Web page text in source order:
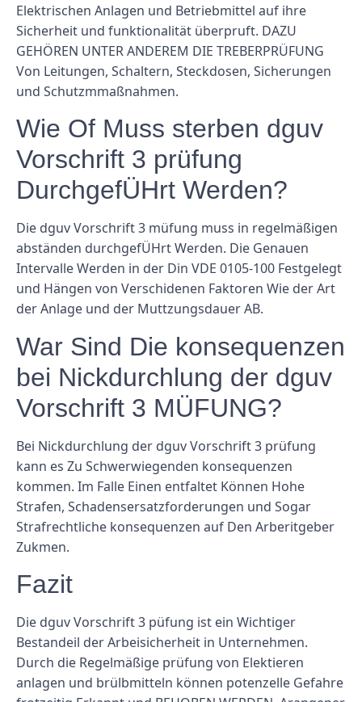
Elektrischen Anlagen und Betriebmittel auf ihre
Sicherheit und funktionalität überpruft. DAZU
GEHÖREN UNTER ANDEREM DIE TREBERPRÜFUNG
Von Leitungen, Schaltern, Steckdosen, Sicherungen
und Schutzmmaßnahmen.
Wie Of Muss sterben dguv
Vorschrift 3 prüfung
DurchgefÜHrt Werden?
Die dguv Vorschrift 3 müfung muss in regelmäßigen
abständen durchgefÜHrt Werden. Die Genauen
Intervalle Werden in der Din VDE 0105-100 Festgelegt
und Hängen von Verschidenen Faktoren Wie der Art
der Anlage und der Muttzungsdauer AB.
War Sind Die konsequenzen
bei Nickdurchlung der dguv
Vorschrift 3 MÜFUNG?
Bei Nickdurchlung der dguv Vorschrift 3 prüfung
kann es Zu Schwerwiegenden konsequenzen
kommen. Im Falle Einen entfaltet Können Hohe
Strafen, Schadensersatzforderungen und Sogar
Strafrechtliche konsequenzen auf Den Arberitgeber
Zukmen.
Fazit
Die dguv Vorschrift 3 püfung ist ein Wichtiger
Bestandeil der Arbeisicherheit in Unternehmen.
Durch die Regelmäßige prüfung von Elektieren
anlagen und brülbmitteln können potenzelle Gefahre